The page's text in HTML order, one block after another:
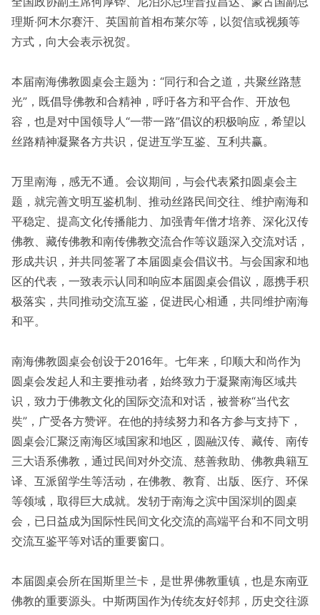
理斯‧阿木尔赛汗、英国前首相布莱尔等，以贺信或视频等
方式，向大会表示祝贺。
本届南海佛教圆桌会主题为：“同行和合之道，共聚丝路慧
光”，既倡导佛教和合精神，呼吁各方和平合作、开放包
容，也是对中国领导人“一带一路”倡议的积极响应，希望以
丝路精神凝聚各方共识，促进互学互鉴、互利共赢。
万里南海，感无不通。 会议期间，与会代表紧扣圆桌会主
题，就完善文明互鉴机制、推动丝路民间交往、维护南海和
平稳定、提高文化传播能力、加强青年僧才培养、深化汉传
佛教、藏传佛教和南传佛教交流合作等议题深入交流对话，
形成共识，并共同签署了本届圆桌会倡议书。与会国家和地
区的代表，一致表示认同和响应本届圆桌会倡议，愿携手积
极落实，共同推动交流互鉴，促进民心相通，共同维护南海
和平。
南海佛教圆桌会创设于2016年。七年来，印顺大和尚作为
圆桌会发起人和主要推动者，始终致力于凝聚南海区域共
识，致力于佛教文化的国际交流和对话，被誉称“当代玄
奘”，广受各方赞评。在他的持续努力和各方参与支持下，
圆桌会汇聚泛南海区域国家和地区，圆融汉传、藏传、南传
三大语系佛教，通过民间对外交流、慈善救助、佛教典籍互
译、互派留学生等活动，在佛教、教育、出版、医疗、环保
等领域，取得巨大成就。发轫于南海之滨中国深圳的圆桌
会，已日益成为国际性民间文化交流的高端平台和不同文明
交流互鉴平等对话的重要窗口。
本届圆桌会所在国斯里兰卡，是世界佛教重镇，也是东南亚
佛教的重要源头。中斯两国作为传统友好邻邦，历史交往源